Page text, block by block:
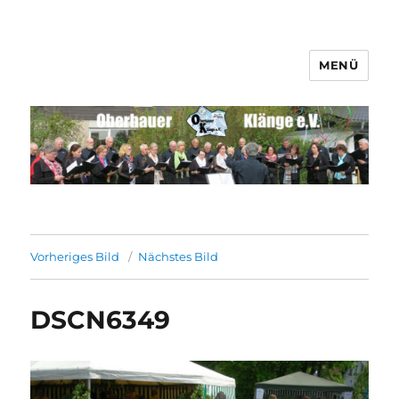
Männerchor Quirrenbach e.V.
MENÜ
Vorheriges Bild Nächstes Bild
DSCN6349